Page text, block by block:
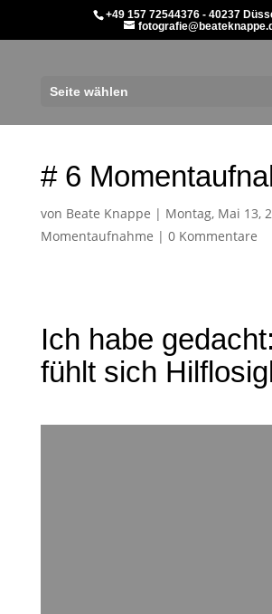
+49 157 72544376 - 40237
Seite wählen
# 6
von Beate Knappe | Montag, Mai 13,
Momentaufnahme | 0 Kommentare
Ich habe
fühlt sich